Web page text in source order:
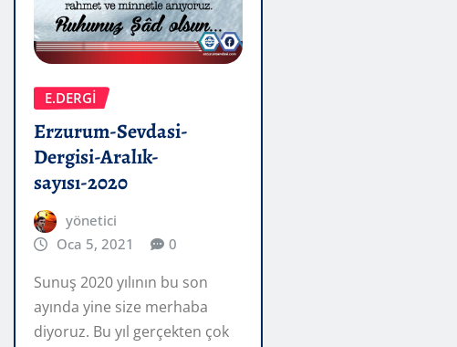
E.DERGİ
Erzurum-Sevdasi-
Dergisi-Aralık-
sayısı-2020
yönetici
Oca 5, 2021
0
Sunuş 2020 yılının bu son
ayında yine size merhaba
diyoruz. Bu yıl gerçekten çok